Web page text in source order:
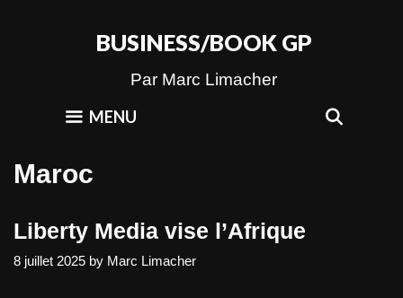
BUSINESS/BOOK GP
Par Marc Limacher
MENU
Maroc
Liberty Media vise l’Afrique
8 juillet 2025 by Marc Limacher